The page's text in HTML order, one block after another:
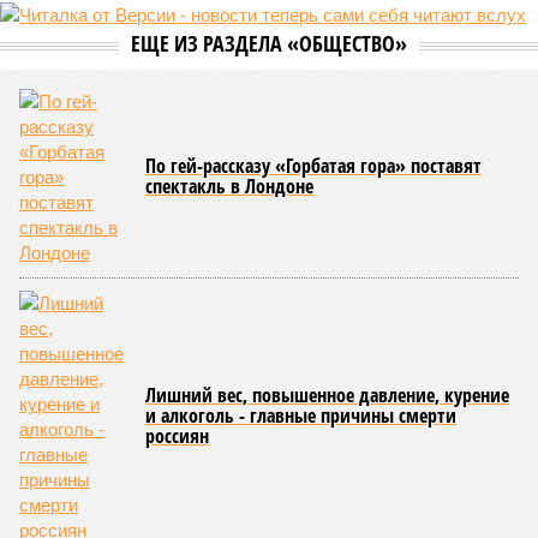
ЕЩЕ ИЗ РАЗДЕЛА «ОБЩЕСТВО»
По гей-рассказу «Горбатая гора» поставят
спектакль в Лондоне
Лишний вес, повышенное давление, курение
и алкоголь - главные причины смерти
россиян